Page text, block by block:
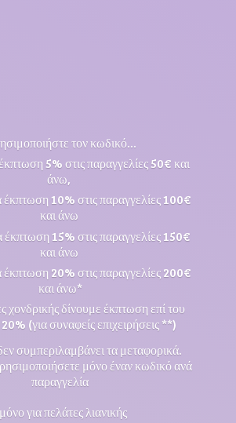
τον κωδικό...
5% στις παραγγελίες 50€ και
άνω,
10% στις παραγγελίες 100€
και άνω
15% στις παραγγελίες 150€
και άνω
20% στις παραγγελίες 200€
και άνω*
χονδρικής δίνουμε έκπτωση επί του
(για συναφείς επιχειρήσεις **)
συμπεριλαμβάνει τα μεταφορικά.
μόνο έναν κωδικό ανά
παραγγελία
για πελάτες λιανικής